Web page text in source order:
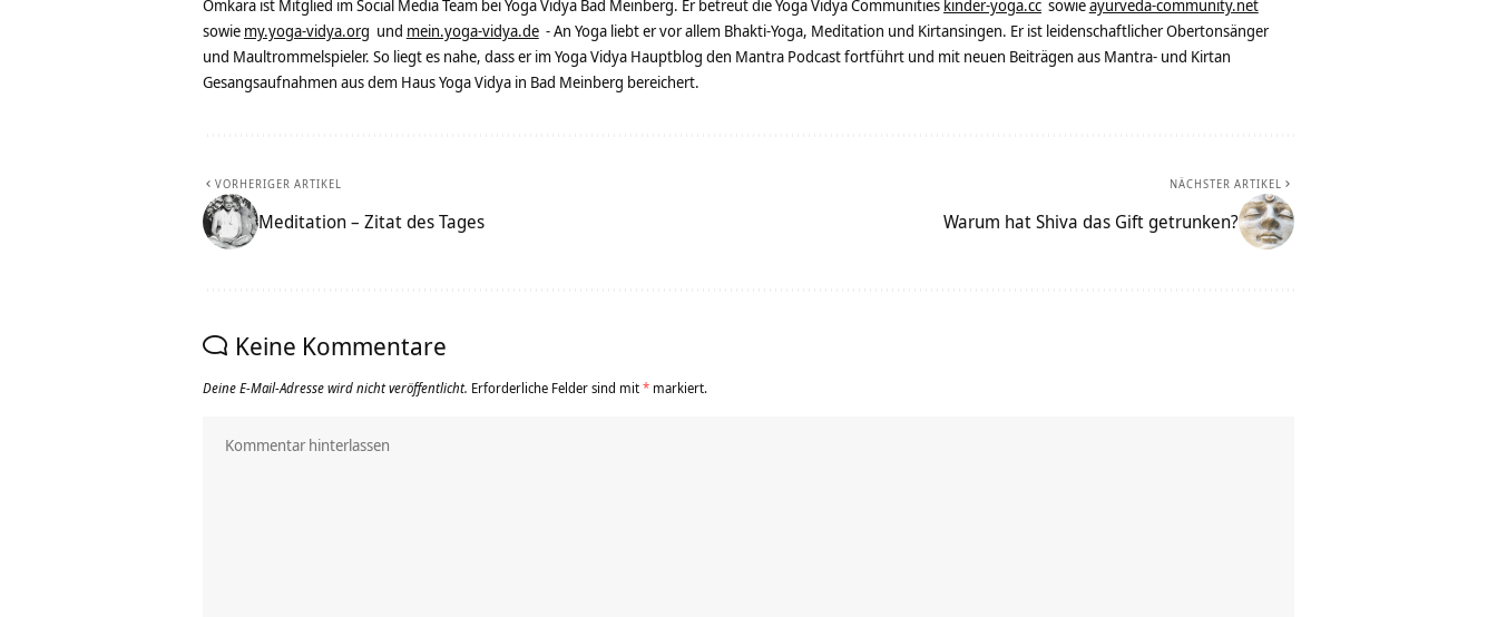
Omkara ist Mitglied im Social Media Team bei Yoga Vidya Bad Meinberg. Er betreut die Yoga Vidya Communities kinder-yoga.cc sowieayurveda-community.net
sowie my.yoga-vidya.org und mein.yoga-vidya.de - An Yoga liebt er vor allem Bhakti-Yoga, Meditation und Kirtansingen. Er ist leidenschaftlicher Obertonsänger
und Maultrommelspieler. So liegt es nahe, dass er im Yoga Vidya Hauptblog den Mantra Podcast fortführt und mit neuen Beiträgen aus Mantra- und Kirtan
Gesangsaufnahmen aus dem Haus Yoga Vidya in Bad Meinberg bereichert.
VORHERIGER ARTIKEL
Meditation – Zitat des Tages
NÄCHSTER ARTIKEL
Warum hat Shiva das Gift getrunken?
Keine Kommentare
Deine E-Mail-Adresse wird nicht veröffentlicht. Erforderliche Felder sind mit* markiert.